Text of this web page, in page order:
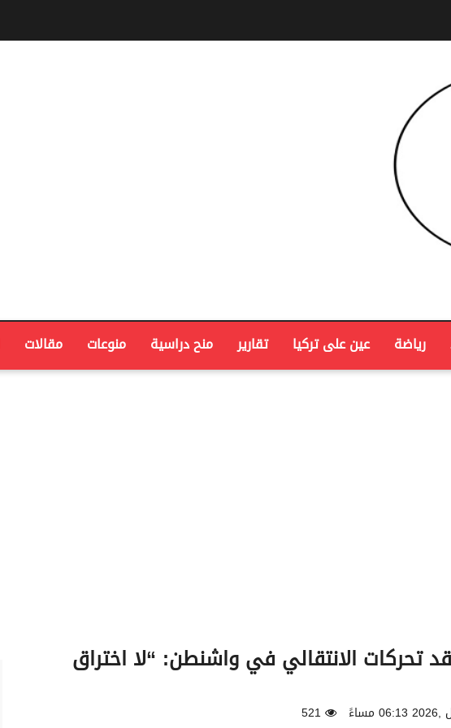
رياضة عين على تركيا تقارير منح دراسية منوعات مقالات
تحركات الانتقالي في واشنطن: “لا اختراق
521